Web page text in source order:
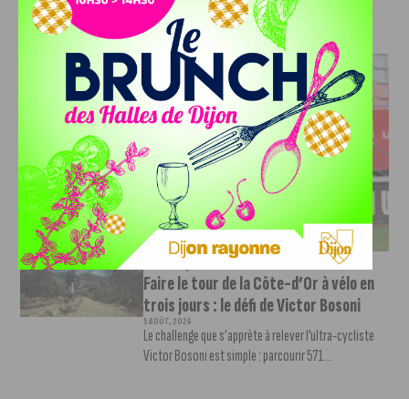
J'AIME LE DFCO
DFCO : UNE PRÉPARATION SEREINE AVANT LE GRAND
RETOUR EN LIGUE 2
INFOS,SPORT
Faire le tour de la Côte-d’Or à vélo en
trois jours : le défi de Victor Bosoni
5 AOÛT, 2026
Le challenge que s’apprête à relever l’ultra-cycliste
Victor Bosoni est simple : parcourir 571...